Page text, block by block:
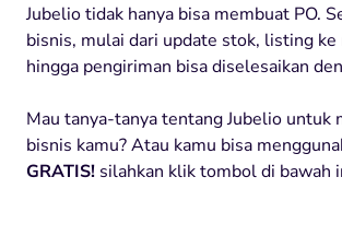
Jubelio tidak hanya bisa membuat PO.
bisnis, mulai dari update stok, listing ke
hingga pengiriman bisa diselesaikan
Mau tanya-tanya tentang Jubelio untuk
bisnis kamu? Atau kamu bisa
GRATIS! silahkan klik tombol di bawah